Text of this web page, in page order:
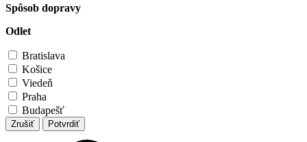
Spôsob dopravy
Odlet
Bratislava
Košice
Viedeň
Praha
Budapešť
Zrušiť Potvrdiť